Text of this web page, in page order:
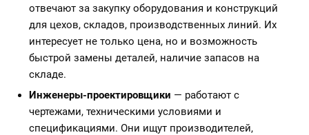
отвечают за закупку оборудования и конструкций
для цехов, складов, производственных линий. Их
интересует не только цена, но и возможность
быстрой замены деталей, наличие запасов на
складе.
Инженеры-проектировщики — работают с
чертежами, техническими условиями и
спецификациями. Они ищут производителей,